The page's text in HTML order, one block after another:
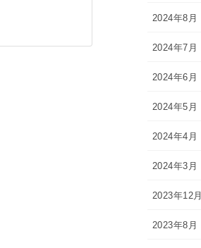
2024年8月
2024年7月
2024年6月
2024年5月
2024年4月
2024年3月
2023年12月
2023年8月